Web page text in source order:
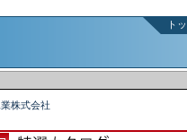
ト
株式会社